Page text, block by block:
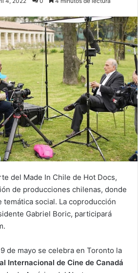
del Made In Chile de Hot Docs,
de producciones chilenas, donde
temática social. La coproducción
Gabriel Boric, participará
de mayo se celebra en Toronto la
Internacional de Cine de Canadá